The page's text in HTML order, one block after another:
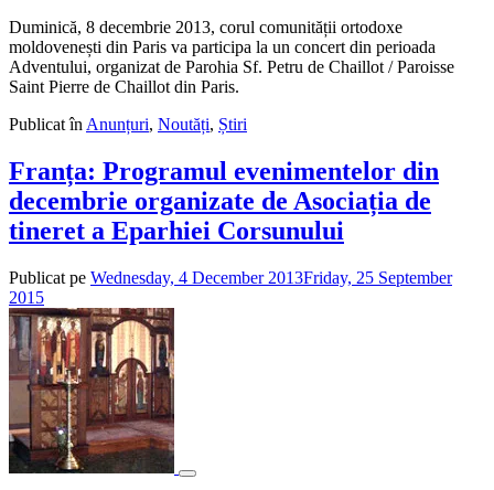
Duminică, 8 decembrie 2013, corul comunității ortodoxe
moldovenești din Paris va participa la un concert din perioada
Adventului, organizat de Parohia Sf. Petru de Chaillot / Paroisse
Saint Pierre de Chaillot din Paris.
Publicat în Anunțuri, Noutăți, Știri
Franța: Programul evenimentelor din
decembrie organizate de Asociația de
tineret a Eparhiei Corsunului
Publicat pe Wednesday, 4 December 2013Friday, 25 September
2015
admin